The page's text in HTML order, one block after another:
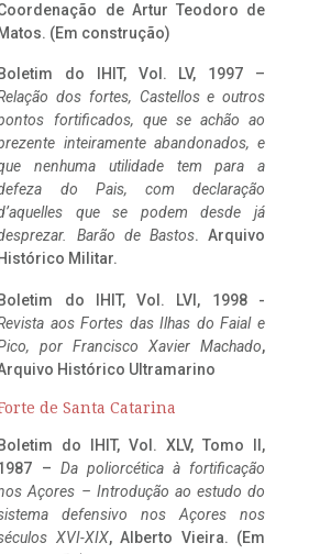
de Artur Teodoro de
Matos. (Em construção)
Boletim do IHIT, Vol. LV, 1997 –
dos fortes, Castellos e outros
fortificados, que se achão ao
inteiramente abandonados, e
nenhuma utilidade tem para a
do Pais, com declaração
que se podem desde já
Barão de Bastos. Arquivo
Histórico Militar.
Boletim do IHIT, Vol. LVI, 1998 -
aos Fortes das Ilhas do Faial e
por Francisco Xavier Machado,
Histórico Ultramarino
de Santa Catarina
Boletim do IHIT, Vol. XLV, Tomo II,
– Da poliorcética à fortificação
Açores – Introdução ao estudo do
defensivo nos Açores nos
XVI-XIX, Alberto Vieira. (Em